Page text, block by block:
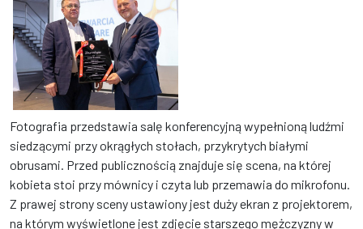
Nowa placówka wspierająca osoby z niepełnosprawnościami
Fotografia przedstawia salę konferencyjną wypełnioną ludźmi
siedzącymi przy okrągłych stołach, przykrytych białymi
obrusami. Przed publicznością znajduje się scena, na której
kobieta stoi przy mównicy i czyta lub przemawia do mikrofonu.
Z prawej strony sceny ustawiony jest duży ekran z projektorem,
na którym wyświetlone jest zdjęcie starszego mężczyzny w